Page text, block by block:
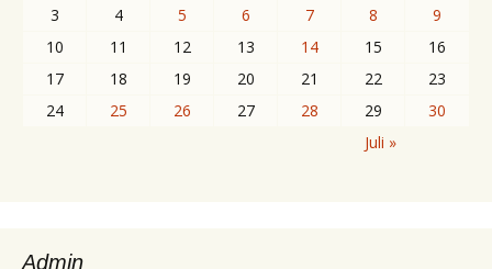
3
4 5 6 7 8
9
10
11 12 13 14 15
16
17
18 19 20 21 22
23
24
25 26 27 28 29
30
Juli »
Admin